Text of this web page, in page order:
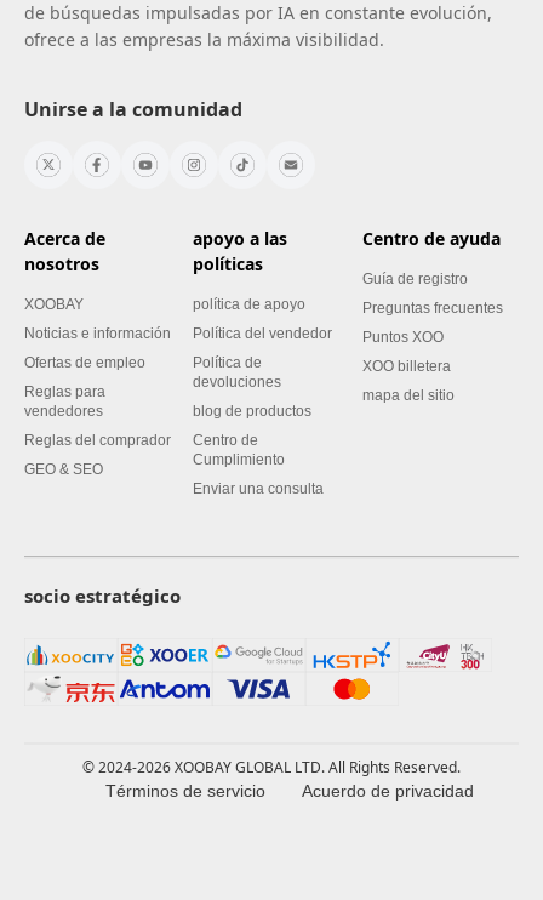
de búsquedas impulsadas por IA en constante evolución,
ofrece a las empresas la máxima visibilidad.
Unirse a la comunidad
Acerca de
nosotros
XOOBAY
Noticias e información
Ofertas de empleo
Reglas para
vendedores
Reglas del comprador
GEO & SEO
apoyo a las
políticas
política de apoyo
Política del vendedor
Política de
devoluciones
blog de productos
Centro de
Cumplimiento
Enviar una consulta
Centro de ayuda
Guía de registro
Preguntas frecuentes
Puntos XOO
XOO billetera
mapa del sitio
socio estratégico
© 2024-2026 XOOBAY GLOBAL LTD. All Rights Reserved.
Términos de servicio Acuerdo de privacidad